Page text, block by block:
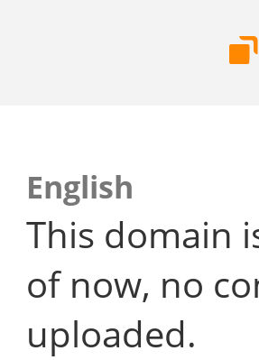
English
This domain
of now, no
uploaded.